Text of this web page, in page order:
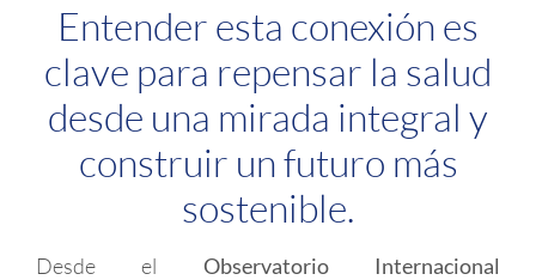
Entender esta conexión es
clave para repensar la salud
desde una mirada integral y
construir un futuro más
sostenible.
Desde el Observatorio Internacional